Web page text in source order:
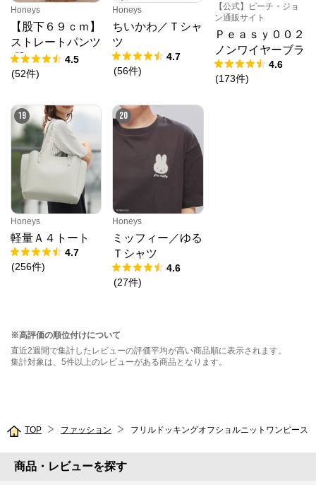
Honeys
【股下６９ｃｍ】
ストレートパンツ
(股下60/63/66/69/
72cm展開)
4.5
(52件)
Honeys
ちいかわ／Ｔシャ
ツ
4.7
(56件)
【公式】ピーチ・ジョ
ン通販サイト
Ｐｅａｓｙ００２
ノンワイヤーブラ
4.6
(173件)
19
Honeys
軽量Ａ４トート
4.7
(256件)
20
Honeys
ミッフィー／ゆる
Ｔシャツ
4.6
(27件)
※高評価の順位付けについて
直近2週間で集計したレビューの評価平均が高い商品順に表示されます。
集計対象は、5件以上のレビューがある商品となります。
TOP ファッション フリルドッキングオフショルニットワンピース
商品・レビューを探す